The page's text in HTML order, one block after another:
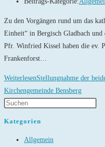
Zu den Vorgängen rund um das
Einheit“ in Bergisch Gladbach
Pfr. Winfried Kissel haben die ev.
Frankenforst…
WeiterlesenStellungnahme der
Kirchengemeinde Bensberg
Kategorien
Allgemein